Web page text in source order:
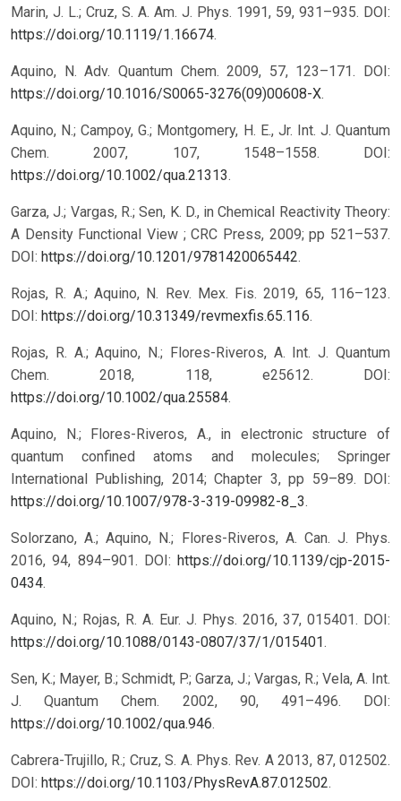
Marin, J. L.; Cruz, S. A. Am. J. Phys. 1991, 59, 931–935. DOI:
https://doi.org/10.1119/1.16674.
Aquino, N. Adv. Quantum Chem. 2009, 57, 123–171. DOI:
https://doi.org/10.1016/S0065-3276(09)00608-X.
Aquino, N.; Campoy, G.; Montgomery, H. E., Jr. Int. J. Quantum
Chem. 2007, 107, 1548–1558. DOI:
https://doi.org/10.1002/qua.21313.
Garza, J.; Vargas, R.; Sen, K. D., in Chemical Reactivity Theory:
A Density Functional View ; CRC Press, 2009; pp 521–537.
DOI: https://doi.org/10.1201/9781420065442.
Rojas, R. A.; Aquino, N. Rev. Mex. Fis. 2019, 65, 116–123.
DOI: https://doi.org/10.31349/revmexfis.65.116.
Rojas, R. A.; Aquino, N.; Flores-Riveros, A. Int. J. Quantum
Chem. 2018, 118, e25612. DOI:
https://doi.org/10.1002/qua.25584.
Aquino, N.; Flores-Riveros, A., in electronic structure of
quantum confined atoms and molecules; Springer
International Publishing, 2014; Chapter 3, pp 59–89. DOI:
https://doi.org/10.1007/978-3-319-09982-8_3.
Solorzano, A.; Aquino, N.; Flores-Riveros, A. Can. J. Phys.
2016, 94, 894–901. DOI: https://doi.org/10.1139/cjp-2015-
0434.
Aquino, N.; Rojas, R. A. Eur. J. Phys. 2016, 37, 015401. DOI:
https://doi.org/10.1088/0143-0807/37/1/015401.
Sen, K.; Mayer, B.; Schmidt, P.; Garza, J.; Vargas, R.; Vela, A. Int.
J. Quantum Chem. 2002, 90, 491–496. DOI:
https://doi.org/10.1002/qua.946.
Cabrera-Trujillo, R.; Cruz, S. A. Phys. Rev. A 2013, 87, 012502.
DOI: https://doi.org/10.1103/PhysRevA.87.012502.